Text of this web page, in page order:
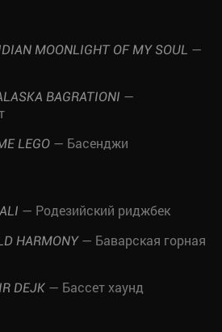
MOONLIGHT OF MY SOUL —
BAGRATIONI —
LEGO — Басенджи
— Родезийский риджбек
HARMONY— Баварская горная
DEJK — Бассет хаунд